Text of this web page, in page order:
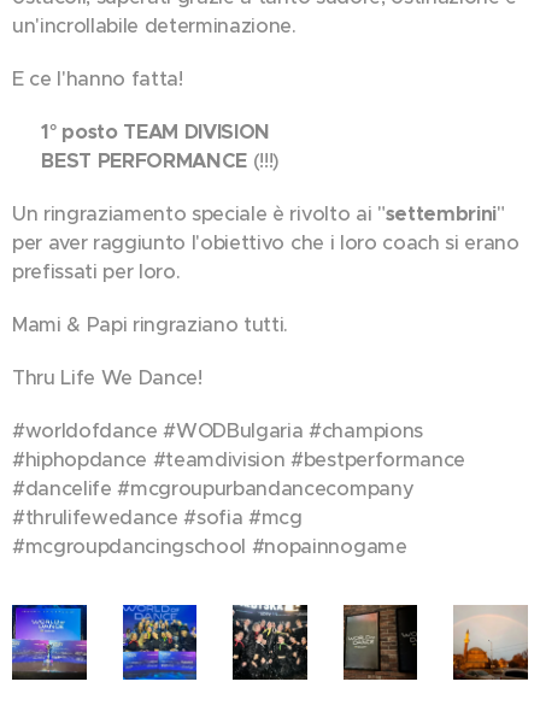
un'incrollabile determinazione.
E ce l'hanno fatta! 🏆🇧🇬✨
🥇1° posto TEAM DIVISION
BEST PERFORMANCE (!!!)
Un ringraziamento speciale è rivolto ai "settembrini"
per aver raggiunto l'obiettivo che i loro coach si erano
prefissati per loro.
Mami & Papi ringraziano tutti.
Thru Life We Dance! ❤️
#worldofdance #WODBulgaria #champions
#hiphopdance #teamdivision #bestperformance
#dancelife #mcgroupurbandancecompany
#thrulifewedance #sofia #mcg
#mcgroupdancingschool #nopainnogame